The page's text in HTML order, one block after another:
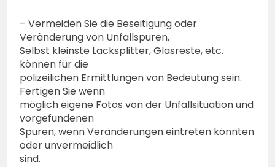
– Vermeiden Sie die Beseitigung oder
Veränderung von Unfallspuren.
Selbst kleinste Lacksplitter, Glasreste, etc.
können für die
polizeilichen Ermittlungen von Bedeutung sein.
Fertigen Sie wenn
möglich eigene Fotos von der Unfallsituation und
vorgefundenen
Spuren, wenn Veränderungen eintreten könnten
oder unvermeidlich
sind.